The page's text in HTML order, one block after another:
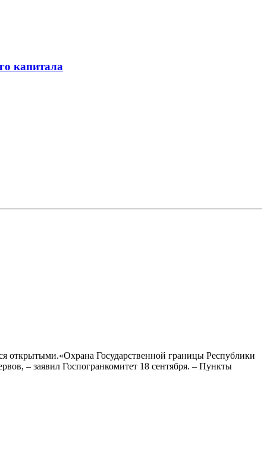
капитала
открытыми.«Охрана Государственной границы Республики
– заявил Госпогранкомитет 18 сентября. – Пункты